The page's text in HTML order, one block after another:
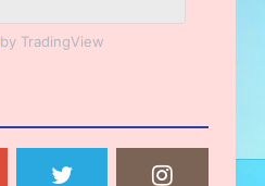
by TradingView